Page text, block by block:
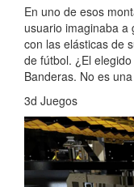
En uno de esos
usuario imaginaba a
con las elásticas de
de fútbol. ¿El
Banderas. No es
3d Juegos